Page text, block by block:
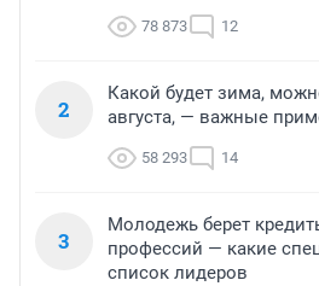
78 873 12
2
Какой будет зима,
августа, — важные
58 293 14
3
Молодежь берет
профессий — какие
список лидеров